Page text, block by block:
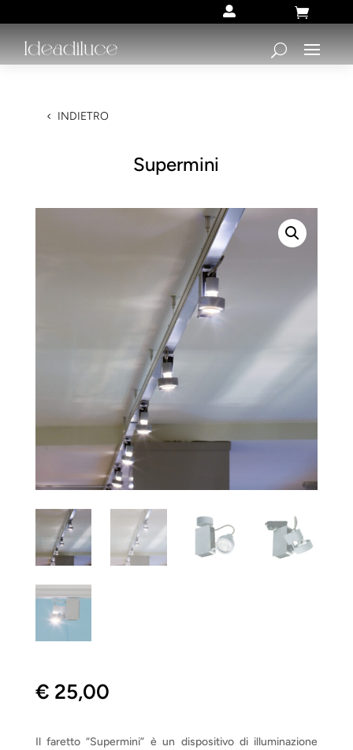
 
INDIETRO
Supermini
€ 25,00
Il faretto “Supermini” è un dispositivo di illuminazione